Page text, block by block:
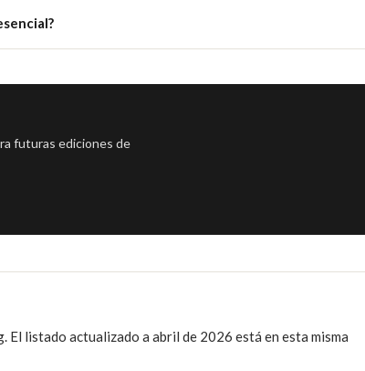
futuras ediciones de
El listado actualizado a abril de 2026 está en esta misma